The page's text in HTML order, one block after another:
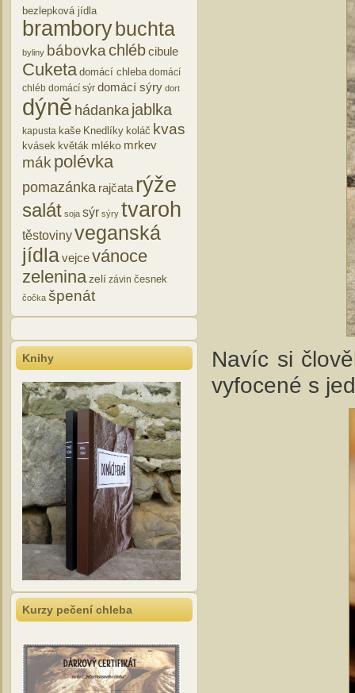
bezlepková jídla
brambory buchta
byliny bábovkachlébcibule
Cuketa domácí chleba domácí
chléb domácí sýr domácí sýry dort
dýně hádanka jablka
kapusta kaše Knedlíky koláč kvas
kvásek květák mléko mrkev
mákpolévka
pomazánka rajčata rýže
salát soja sýr sýry tvaroh
těstovinyveganská
jídlavejcevánoce
zeleninazelí závin česnek
čočka špenát
Knihy
Kurzy pečení chleba
Navíc si
vyfocené s